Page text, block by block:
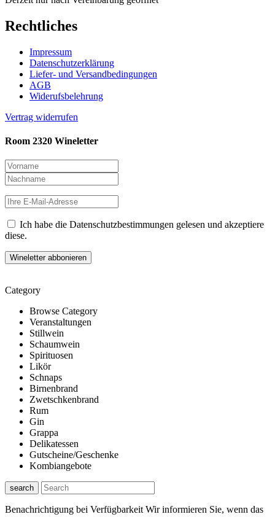
Rechtliches
Impressum
Datenschutzerklärung
Liefer- und Versandbedingungen
AGB
Widerufsbelehrung
Vertrag widerrufen
Room 2320 Wineletter
Ich habe die Datenschutzbestimmungen gelesen und akzeptiere
diese.
Category
Browse Category
Veranstaltungen
Stillwein
Schaumwein
Spirituosen
Likör
Schnaps
Birnenbrand
Zwetschkenbrand
Rum
Gin
Grappa
Delikatessen
Gutscheine/Geschenke
Kombiangebote
search
Benachrichtigung bei Verfügbarkeit Wir informieren Sie, wenn das